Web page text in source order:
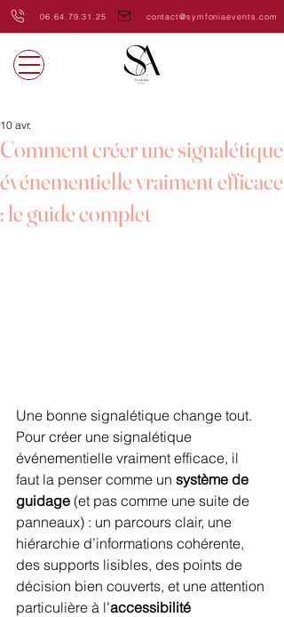
06.64.79.31.25 contact@symfoniaevents.com
Comment créer une signalétique
événementielle vraiment efficace
: le guide complet
10 avr.
Une bonne signalétique change tout.
Pour créer une signalétique
événementielle vraiment efficace, il
faut la penser comme un système de
guidage (et pas comme une suite de
panneaux) : un parcours clair, une
hiérarchie d’informations cohérente,
des supports lisibles, des points de
décision bien couverts, et une attention
particulière à l’accessibilité